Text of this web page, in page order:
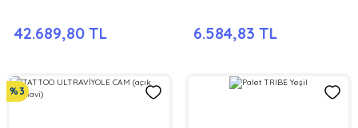
42.689,80 TL 6.584,83 TL
%3